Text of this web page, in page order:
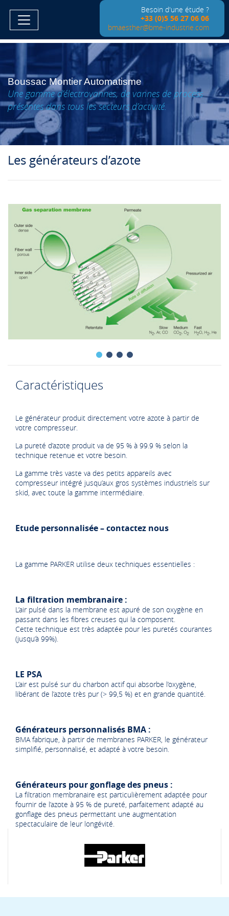
Besoin d'une étude ?
+33 (0)5 56 27 06 06
bmaesther@bme-industrie.com
Boussac Montier Automatisme
Une gamme d’électrovannes, de vannes de process
présentes dans tous les secteurs d’activité.
Les générateurs d’azote
Caractéristiques
Le générateur produit directement votre azote à partir de
votre compresseur.
La pureté d’azote produit va de 95 % à 99.9 % selon la
technique retenue et votre besoin.
La gamme très vaste va des petits appareils avec
compresseur intégré jusqu’aux gros systèmes industriels sur
skid, avec toute la gamme intermédiaire.
Etude personnalisée – contactez nous
La gamme PARKER utilise deux techniques essentielles :
La filtration membranaire :
L’air pulsé dans la membrane est apuré de son oxygène en
passant dans les fibres creuses qui la composent.
Cette technique est très adaptée pour les puretés courantes
(jusqu’à 99%).
LE PSA
L’air est pulsé sur du charbon actif qui absorbe l’oxygène,
libérant de l’azote très pur (> 99,5 %) et en grande quantité.
Générateurs personnalisés BMA :
BMA fabrique, à partir de membranes PARKER, le générateur
simplifié, personnalisé, et adapté à votre besoin.
Générateurs pour gonflage des pneus :
La filtration membranaire est particulièrement adaptée pour
fournir de l’azote à 95 % de pureté, parfaitement adapté au
gonflage des pneus permettant une augmentation
spectaculaire de leur longévité.